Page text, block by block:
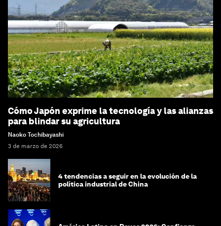
Cómo Japón exprime la tecnología y las alianzas
para blindar su agricultura
Naoko Tochibayashi
3 de marzo de 2026
4 tendencias a seguir en la evolución de la
política industrial de China